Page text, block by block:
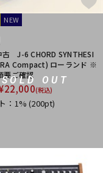
SOLD OUT
NEW
古 J-6 CHORD SYNTHESI
Compact) ローランド ※
要ご確認
22,000(税込)
：1%(200pt)